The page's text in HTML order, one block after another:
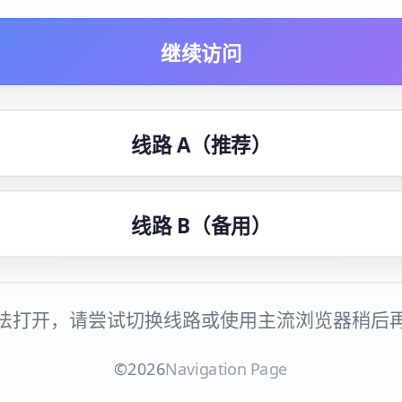
继续访问
线路 A（推荐）
线路 B（备用）
打开，请尝试切换线路或使用主流浏览器稍后
©2026Navigation Page